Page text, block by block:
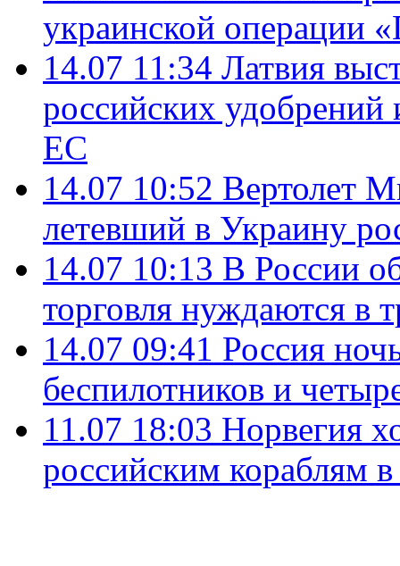
украинской операции
14.07 11:34 Латвия
российских
ЕС
14.07 10:52 Вертолет
летевший в Украину
14.07 10:13 В России
торговля нуждаются в
14.07 09:41 Россия
беспилотников и
11.07 18:03 Норвегия
российским кораблям